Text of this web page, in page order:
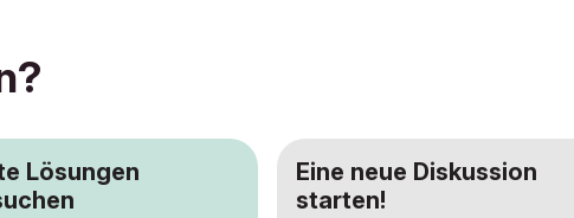
Lösungen
Eine neue Diskussion
starten!